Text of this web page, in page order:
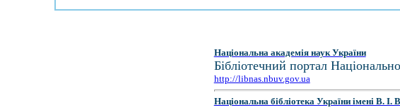
Національна академія наук України
Бібліотечний портал
http://libnas.nbuv.gov.ua
Національна бібліотека України імені В.